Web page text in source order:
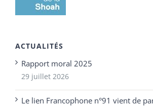
ACTUALITÉS
Rapport moral 2025
29 juillet 2026
Le lien Francophone n°91 vient de